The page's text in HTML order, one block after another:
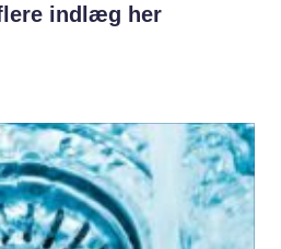
indlæg her